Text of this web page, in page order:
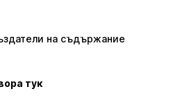
Пуловери и Трикотаж
Поли
на съдържание
тук